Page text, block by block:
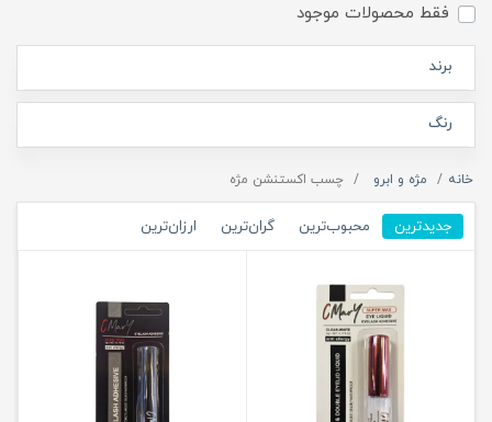
فقط محصولات موجود
برند
رنگ
خانه مژه و ابرو چسب اکستنشن مژه
جدیدترین محبوب‌ترین گران‌ترین ارزان‌ترین